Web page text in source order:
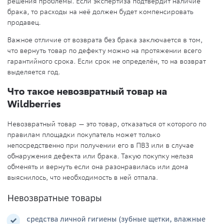
брака, то расходы на неё должен будет компенсировать
продавец.
Важное отличие от возврата без брака заключается в том,
что вернуть товар по дефекту можно на протяжении всего
гарантийного срока. Если срок не определён, то на возврат
выделяется год.
Что такое невозвратный товар на
Wildberries
Невозвратный товар — это товар, отказаться от которого по
правилам площадки покупатель может только
непосредственно при получении его в ПВЗ или в случае
обнаружения дефекта или брака. Такую покупку нельзя
обменять и вернуть если она разонравилась или дома
выяснилось, что необходимость в ней отпала.
Невозвратные товары
средства личной гигиены (зубные щетки, влажные